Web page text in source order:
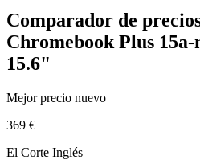
Comparador de
Chromebook Plus 15a-
15.6"
Mejor precio nuevo
369 €
El Corte Inglés